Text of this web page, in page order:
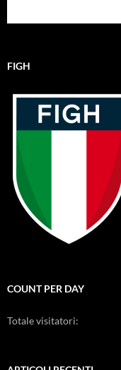
FIGH
COUNT PER DAY
Totale visitatori: